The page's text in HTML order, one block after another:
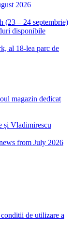
2026
– 24 septembrie)
disponibile
al 18-lea parc de
magazin dedicat
și Vladimirescu
from July 2026
de utilizare a